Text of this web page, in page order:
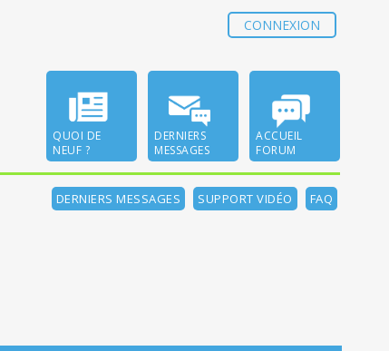
CONNEXION
QUOI DE
NEUF ?
DERNIERS
MESSAGES
ACCUEIL
FORUM
DERNIERS MESSAGES SUPPORT VIDÉO FAQ